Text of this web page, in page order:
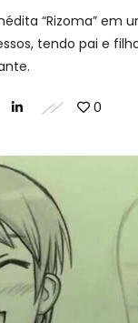
“Rizoma” em
tendo pai e
0